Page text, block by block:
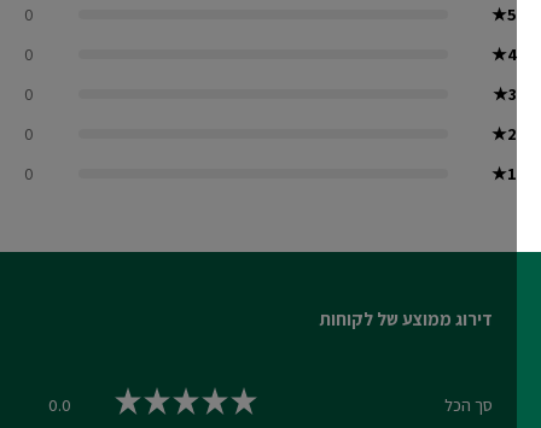
★
דירוג ממוצע של לקוחות
סך הכל